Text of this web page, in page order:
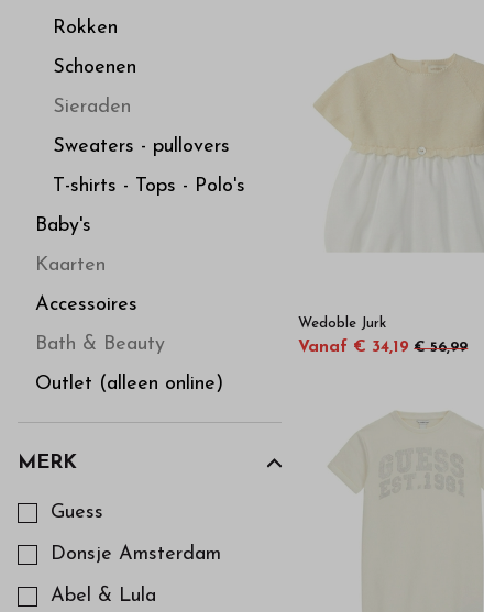
Rokken
Schoenen
Sieraden
Sweaters - pullovers
T-shirts - Tops - Polo's
Baby's
Kaarten
Accessoires
Bath & Beauty
Outlet (alleen online)
MERK
Guess
Donsje Amsterdam
Abel & Lula
Wedoble Jurk
Vanaf € 34,19 € 56,99